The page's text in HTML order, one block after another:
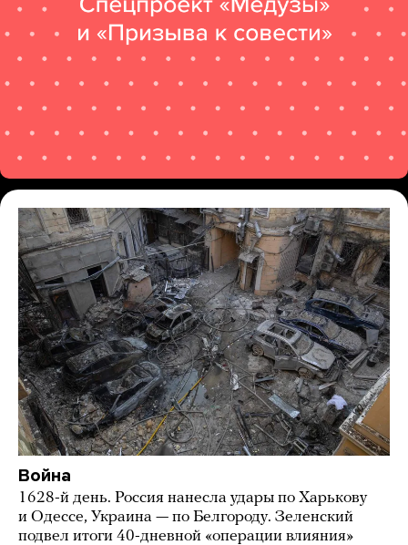
Война
1628-й день. Россия нанесла удары по Харькову
и Одессе, Украина — по Белгороду. Зеленский
подвел итоги 40-дневной «операции влияния»